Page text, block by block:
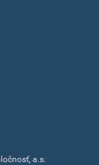
a.s.